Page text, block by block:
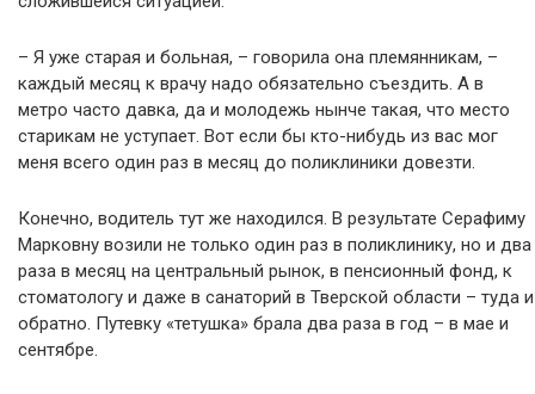
– Я уже старая и больная, – говорила она племянникам, –
каждый месяц к врачу надо обязательно съездить. А в
метро часто давка, да и молодежь нынче такая, что место
старикам не уступает. Вот если бы кто-нибудь из вас мог
меня всего один раз в месяц до поликлиники довезти.
Конечно, водитель тут же находился. В результате Серафиму
Марковну возили не только один раз в поликлинику, но и два
раза в месяц на центральный рынок, в пенсионный фонд, к
стоматологу и даже в санаторий в Тверской области – туда и
обратно. Путевку «тетушка» брала два раза в год – в мае и
сентябре.